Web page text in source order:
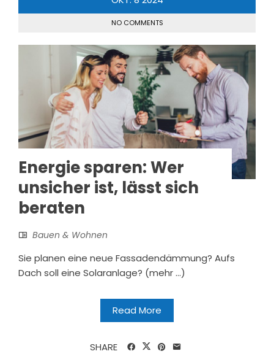
NO COMMENTS
Energie sparen: Wer
unsicher ist, lässt sich
beraten
Bauen & Wohnen
Sie planen eine neue Fassadendämmung? Aufs
Dach soll eine Solaranlage? (mehr …)
Read More
SHARE